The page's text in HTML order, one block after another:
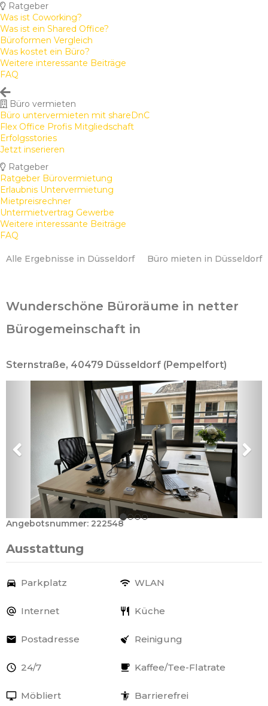
Ratgeber
Was ist Coworking?
Was ist ein Shared Office?
Büroformen Vergleich
Was kostet ein Büro?
Weitere interessante Beiträge
FAQ
Büro vermieten
Büro untervermieten mit shareDnC
Flex Office Profis Mitgliedschaft
Erfolgsstories
Jetzt inserieren
Ratgeber
Ratgeber Bürovermietung
Erlaubnis Untervermietung
Mietpreisrechner
Untermietvertrag Gewerbe
Weitere interessante Beiträge
FAQ
Alle Ergebnisse in Düsseldorf Büro mieten in Düsseldorf
Wunderschöne Büroräume in netter
Bürogemeinschaft in
Sternstraße, 40479 Düsseldorf (Pempelfort)
Angebotsnummer: 222548
Ausstattung
Parkplatz WLAN
Internet Küche
Postadresse Reinigung
24/7 Kaffee/Tee-Flatrate
Möbliert Barrierefrei